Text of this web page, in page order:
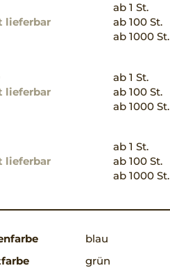
lieferbar
ab 1 St.
ab 100 St.
ab 1000 St.
lieferbar
ab 1 St.
ab 100 St.
ab 1000 St.
lieferbar
ab 1 St.
ab 100 St.
ab 1000 St.
blau
grün